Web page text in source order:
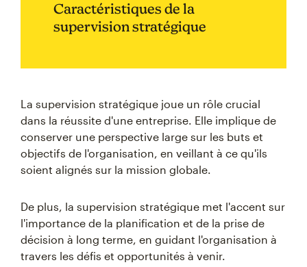
Caractéristiques de la
supervision stratégique
La supervision stratégique joue un rôle crucial
dans la réussite d'une entreprise. Elle implique de
conserver une perspective large sur les buts et
objectifs de l'organisation, en veillant à ce qu'ils
soient alignés sur la mission globale.
De plus, la supervision stratégique met l'accent sur
l'importance de la planification et de la prise de
décision à long terme, en guidant l'organisation à
travers les défis et opportunités à venir.